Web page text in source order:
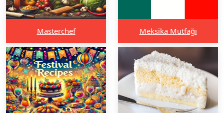
Masterchef Meksika Mutfağı